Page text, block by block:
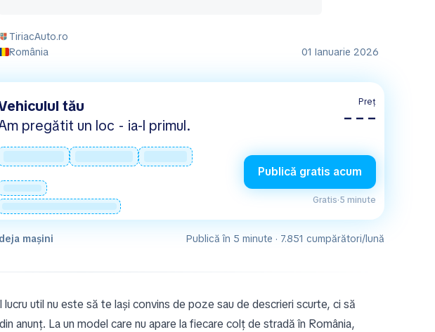
TiriacAuto.ro
România
01 Ianuarie 2026
tău
pregătit un loc - ia-l primul.
Preț
– – –
Publică gratis acum
Gratis·5 minute
mașini Publică în 5 minute · 7.851 cumpărători/lună
lucru util nu este să te lași convins de poze sau de descrieri scurte, ci să
anunț. La un model care nu apare la fiecare colț de stradă în România,